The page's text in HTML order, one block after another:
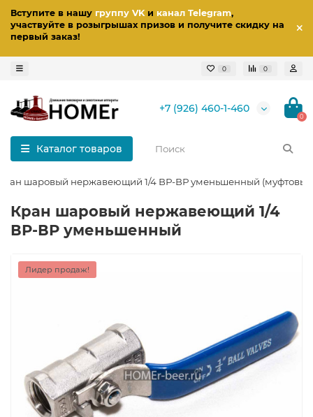
Вступите в нашу группу VKи канал Telegram,
участвуйте в розыгрышах призов и получите скидку на
первый заказ!
0 0
+7 (926) 460-1-460
0
Каталог товаров
шаровый нержавеющий 1/4 ВР-ВР уменьшенный
Кран шаровый нержавеющий 1/4
ВР-ВР уменьшенный
Лидер продаж!